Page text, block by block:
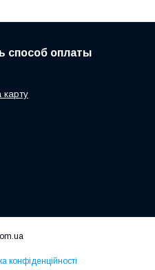
способ оплаты
карту
конфіденційності